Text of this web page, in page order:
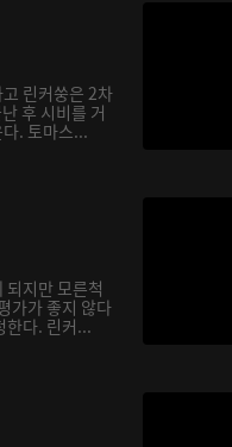
린커쑹은 2차
후 시비를 거
. 토마스...
되지만 모른척
가가 좋지 않다
한다. 린커...